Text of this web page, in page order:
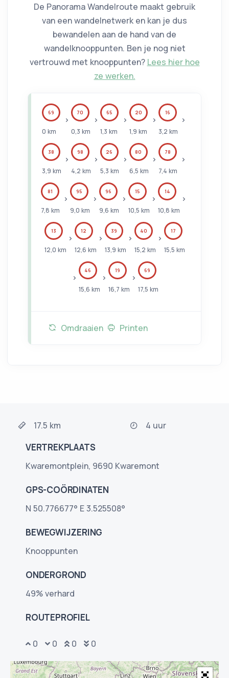
De Panorama Wandelroute maakt gebruik
van een wandelnetwerk en kan je dus
bewandelen aan de hand van de
wandelknooppunten. Ben je nog niet
vertrouwd met knooppunten? Lees hier hoe
ze werken.
69
0 km
70
0,3 km
65
1,3 km
20
1,9 km
16
3,2 km
38
3,9 km
98
4,2 km
26
5,3 km
80
6,5 km
78
7,4 km
81
7,8 km
95
9,0 km
96
9,6 km
15
10,5 km
14
10,8 km
13
12,0 km
12
12,6 km
39
13,9 km
40
15,2 km
17
15,5 km
46
15,6 km
19
16,7 km
69
17,5 km
Omdraaien Printen
17.5 km 4 uur
VERTREKPLAATS
Kwaremontplein, 9690 Kwaremont
GPS-COÖRDINATEN
N 50.776677° E 3.525508°
BEWEGWIJZERING
Knooppunten
ONDERGROND
49% verhard
ROUTEPROFIEL
0 0 0 0